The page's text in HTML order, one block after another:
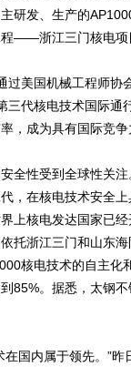
研发、生产的
——浙江三门核电项
美国机械工程师协
三代核电技术国际通
，成为具有国际竞
性受到全球性关注
，在核电技术安全
上核电发达国家已
托浙江三门和山东
核电技术的自主化
85%。据悉，太钢
内属于领先。”昨